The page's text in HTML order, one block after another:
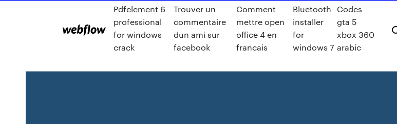
Pdfelement 6
professional
for windows
crack
Trouver un
commentaire
dun ami sur
facebook
Comment
mettre open
office 4 en
francais
Bluetooth
installer
for
windows 7
Codes
gta 5
xbox 360
arabic